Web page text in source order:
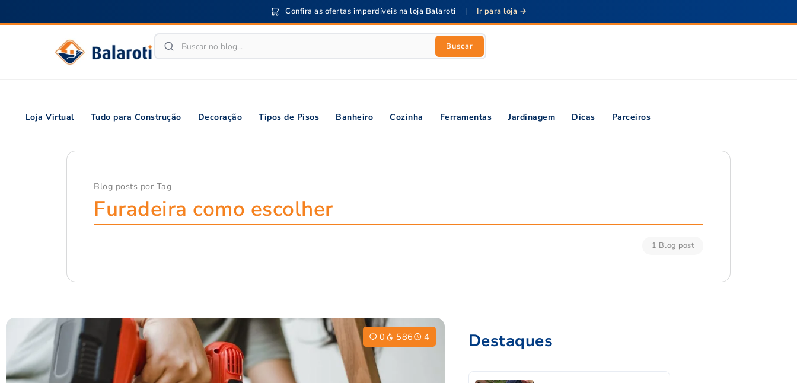
Confira as ofertas imperdíveis na loja Balaroti | Ir para loja →
Buscar
Loja Virtual Tudo para Construção Decoração Tipos de Pisos Banheiro Cozinha Ferramentas Jardinagem Dicas Parceiros
Blog posts por Tag
Furadeira como escolher
1 Blog post
0 586 4 Destaques